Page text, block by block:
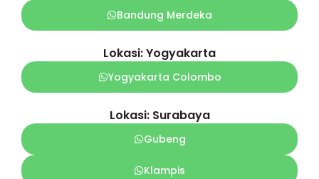
Bandung Merdeka
Lokasi: Yogyakarta
Yogyakarta Colombo
Lokasi: Surabaya
Gubeng
Klampis